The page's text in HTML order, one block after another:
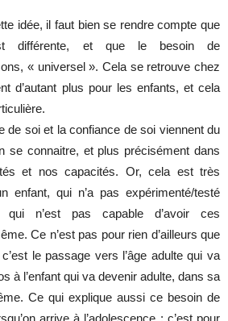
idée, il faut bien se rendre compte que
différente, et que le besoin de
« universel ». Cela se retrouve chez
d’autant plus pour les enfants, et cela
de soi et la confiance de soi viennent du
se connaitre, et plus précisément dans
et nos capacités. Or, cela est très
enfant, qui n’a pas expérimenté/testé
n’est pas capable d’avoir ces
Ce n’est pas pour rien d’ailleurs que
le passage vers l’âge adulte qui va
à l’enfant qui va devenir adulte, dans sa
Ce qui explique aussi ce besoin de